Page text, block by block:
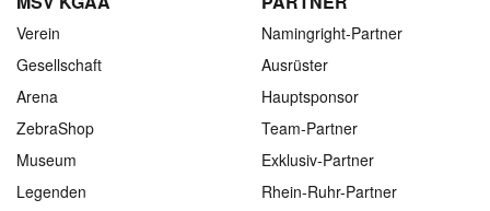
Verein
Gesellschaft
Arena
ZebraShop
Museum
Legenden
Namingright-Partner
Ausrüster
Hauptsponsor
Team-Partner
Exklusiv-Partner
Rhein-Ruhr-Partner